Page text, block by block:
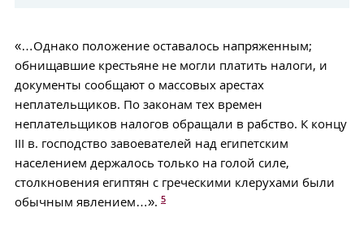
«…Однако положение оставалось напряженным;
обнищавшие крестьяне не могли платить налоги, и
документы сообщают о массовых арестах
неплательщиков. По законам тех времен
неплательщиков налогов обращали в рабство. К концу
III в. господство завоевателей над египетским
населением держалось только на голой силе,
столкновения египтян с греческими клерухами были
обычным явлением…». 5